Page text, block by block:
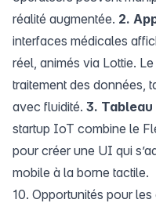
réalité augmentée. 2.
interfaces médicales
réel, animés via Lottie.
traitement des données,
avec fluidité. 3.
startup IoT combine le
pour créer une UI qui
mobile à la borne tactile.
10. Opportunités pour